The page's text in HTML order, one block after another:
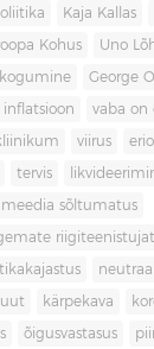
Kaja Kallas
Kohus Uno
George
inflatsioon vaba on
viirus
tervis
meedia sõltumatus
kärpekava
õigusvastasus